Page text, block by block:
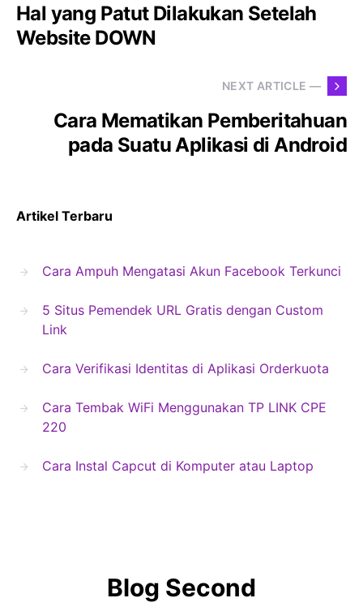
Hal yang Patut Dilakukan Setelah
Website DOWN
NEXT ARTICLE —
Cara Mematikan Pemberitahuan
pada Suatu Aplikasi di Android
Artikel Terbaru
Cara Ampuh Mengatasi Akun Facebook Terkunci
5 Situs Pemendek URL Gratis dengan Custom
Link
Cara Verifikasi Identitas di Aplikasi Orderkuota
Cara Tembak WiFi Menggunakan TP LINK CPE
220
Cara Instal Capcut di Komputer atau Laptop
Blog Second